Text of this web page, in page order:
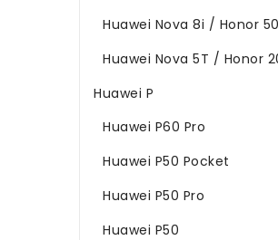
Huawei Nova 8i / Honor
Huawei Nova 5T / Honor
Huawei P
Huawei P60 Pro
Huawei P50 Pocket
Huawei P50 Pro
Huawei P50